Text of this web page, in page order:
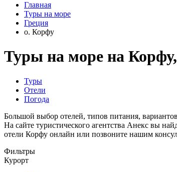
Главная
Туры на море
Греция
о. Корфу
Туры на море на
Туры
Отели
Погода
Большой выбор отелей, типов питания,
На сайте туристического агентства Анекс вы
отели Корфу онлайн или позвоните нашим
Фильтры
Курорт